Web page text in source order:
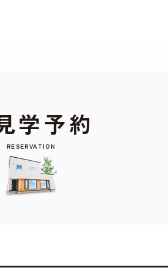
学予約
RESERVATION
お客様のプライバシーを